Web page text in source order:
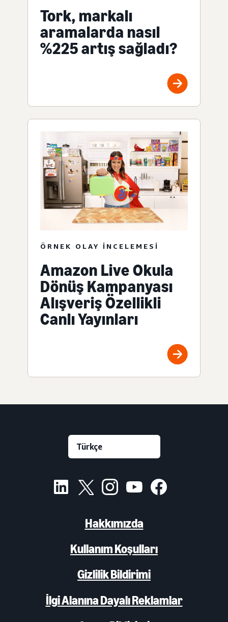
Tork, markalı
aramalarda nasıl
%225 artış sağladı?
ÖRNEK OLAY INCELEMESI
Amazon Live Okula
Dönüş Kampanyası
Alışveriş Özellikli
Canlı Yayınları
Hakkımızda
Kullanım Koşulları
Gizlilik Bildirimi
İlgi Alanına Dayalı Reklamlar